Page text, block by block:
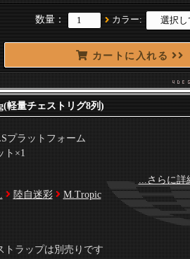
数量： カラー:
カートに入れる
軽量チェストリグ8列)
プラットフォーム
ト×1
...さらに詳
陸自迷彩
M.Tropic
トラップは別売りです